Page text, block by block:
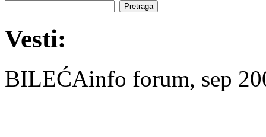
Vesti:
BILEĆAinfo forum, sep